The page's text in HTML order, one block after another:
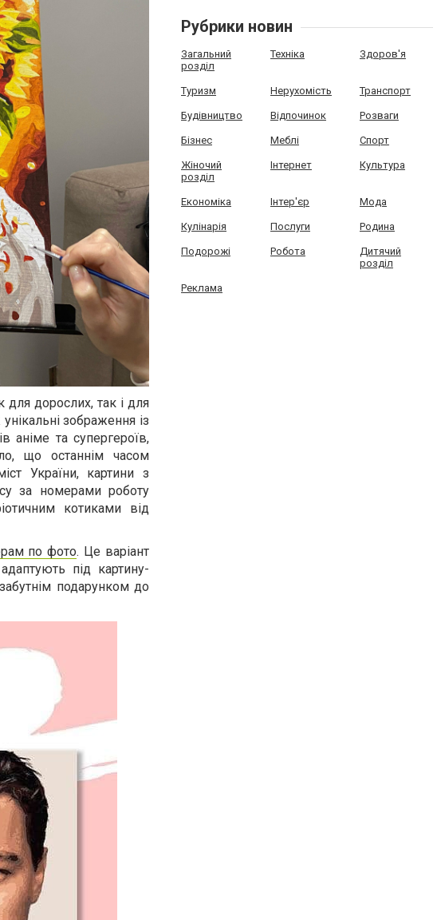
для дорослих, так і для
зображення із
аніме та супергероїв,
що останнім часом
України, картини з
за номерами роботу
котиками від
по фото. Це варіант
під картину-
подарунком до
Рубрики новин
Загальний
розділ
Техніка Здоров'я
Туризм Нерухомість Транспорт
Будівництво Відпочинок Розваги
Бізнес Меблі Спорт
Жіночий
розділ
Інтернет Культура
Економіка Інтер'єр Мода
Кулінарія Послуги Родина
Подорожі Робота
Дитячий
розділ
Реклама